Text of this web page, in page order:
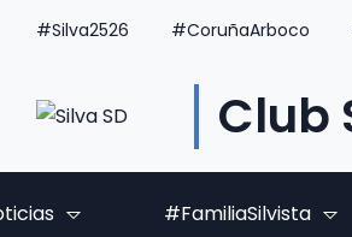
#Silva2526 #CoruñaArboco
Club
#FamiliaSilvista